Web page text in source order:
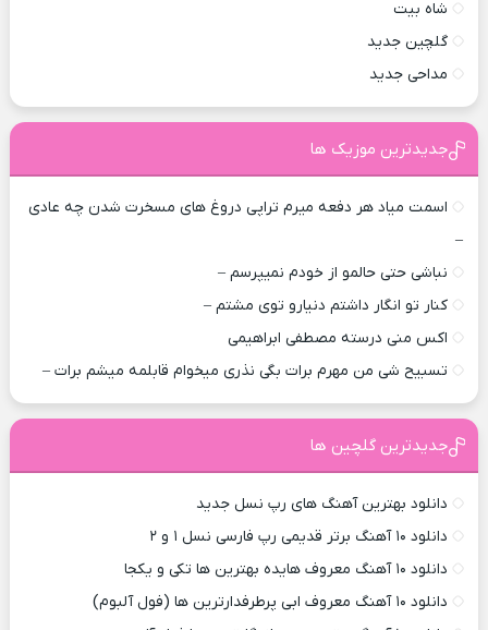
شاه بیت
گلچین جدید
مداحی جدید
جدیدترین موزیک ها
اسمت میاد هر دفعه میرم تراپی دروغ‌ های مسخرت شدن چه عادی
–
نباشی حتی حالمو از خودم نمیپرسم –
کنار تو انگار داشتم دنیارو توی مشتم –
اکس منی درسته مصطفی ابراهیمی
تسبیح شی من مهرم برات بگی نذری میخوام قابلمه میشم برات –
جدیدترین گلچین ها
دانلود بهترین آهنگ های رپ نسل جدید
دانلود ۱۰ آهنگ برتر قدیمی رپ فارسی نسل ۱ و ۲
دانلود ۱۰ آهنگ معروف هایده بهترین ها تکی و یکجا
دانلود ۱۰ آهنگ معروف ابی پرطرفدارترین ها (فول آلبوم)